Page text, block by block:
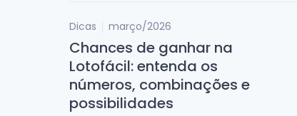
Dicas março/2026
Chances de ganhar na
Lotofácil: entenda os
números, combinações e
possibilidades